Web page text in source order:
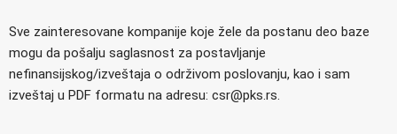
Sve zainteresovane kompanije koje žele da postanu deo baze
mogu da pošalju saglasnost za postavljanje
nefinansijskog/izveštaja o održivom poslovanju, kao i sam
izveštaj u PDF formatu na adresu: csr@pks.rs.